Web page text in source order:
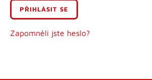
Zapomněli jste heslo?
Uživatelské jméno